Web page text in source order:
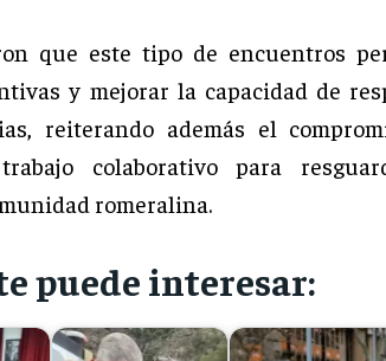
que este tipo de encuentros
y mejorar la capacidad de
reiterando además el
colaborativo para
romeralina.
puede interesar: